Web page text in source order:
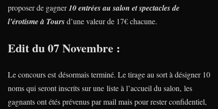
proposer de gagner10 entrées au salon et spectacles de
l’érotisme à Toursd’une valeur de 17€ chacune.
Edit du 07 Novembre :
Le concours est désormais terminé. Le tirage au sort à désigner 10
noms qui seront inscrits sur une liste à l’accueil du salon, les
gagnants ont étés prévenus par mail mais pour rester confidentiel,